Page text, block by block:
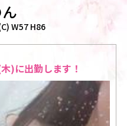
W57 H86
)に出勤します！